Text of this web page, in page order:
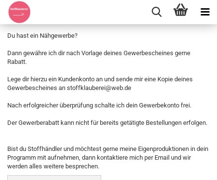
Du hast ein Nähgewerbe?
Dann gewähre ich dir nach Vorlage deines Gewerbescheines gerne
Rabatt.
Lege dir hierzu ein Kundenkonto an und sende mir eine Kopie deines
Gewerbescheines an stoffklauberei@web.de
Nach erfolgreicher überprüfung schalte ich dein Gewerbekonto frei.
Der Gewerberabatt kann nicht für bereits getätigte Bestellungen erfolgen.
Bist du Stoffhändler und möchtest gerne meine Eigenproduktionen in dein
Programm mit aufnehmen, dann kontaktiere mich per Email und wir
werden alles weitere besprechen.